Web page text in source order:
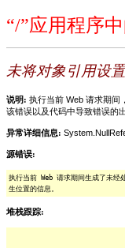
“/”应用程序
未将对象引用设
说明: 执行当前 Web 请求期间
该错误以及代码中导致错误的
异常详细信息:
源错误:
执行当前 Web 请求期间生成了未经
生位置的信息。
堆栈跟踪: